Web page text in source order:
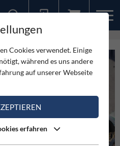
in Innsbruck!
Cookies verwendet. Einige
während es uns andere
auf unserer Webseite
erfahren